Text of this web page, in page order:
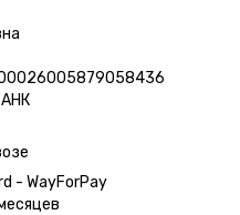
- WayForPay